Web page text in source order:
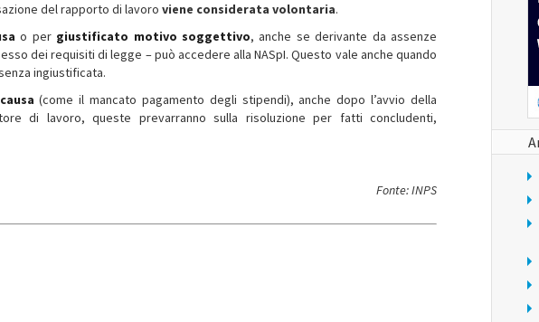
del rapporto di lavoro viene considerata volontaria.
o per giustificato motivo soggettivo, anche se derivante da assenze
dei requisiti di legge – può accedere alla NASpI. Questo vale anche quando
ingiustificata.
(come il mancato pagamento degli stipendi), anche dopo l’avvio della
di lavoro, queste prevarranno sulla risoluzione per fatti concludenti,
Fonte: INPS